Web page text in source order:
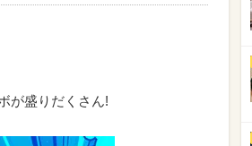
が盛りだくさん!